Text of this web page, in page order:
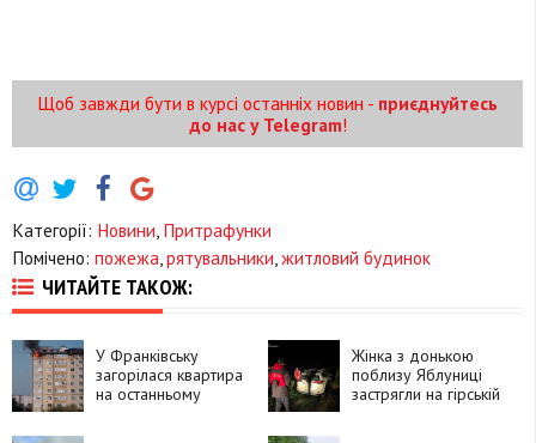
Щоб завжди бути в курсі останніх новин - приєднуйтесь
до нас у Telegram!
Категорії: Новини Притрафунки
Помічено: пожежа рятувальники житловий будинок
ЧИТАЙТЕ ТАКОЖ:
У Франківську
загорілася квартира
на останньому
Жінка з донькою
поблизу Яблуниці
застрягли на гірській